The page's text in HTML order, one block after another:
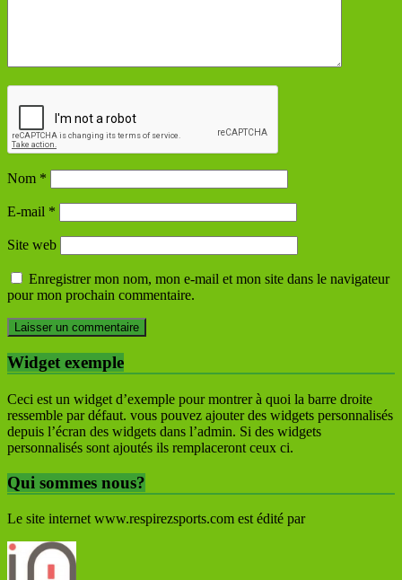
Nom *
E-mail *
Site web
Enregistrer mon nom, mon e-mail et mon site dans le navigateur
pour mon prochain commentaire.
Widget exemple
Ceci est un widget d’exemple pour montrer à quoi la barre droite
ressemble par défaut. vous pouvez ajouter des widgets personnalisés
depuis l’écran des widgets dans l’admin. Si des widgets
personnalisés sont ajoutés ils remplaceront ceux ci.
Qui sommes nous?
Le site internet www.respirezsports.com est édité par